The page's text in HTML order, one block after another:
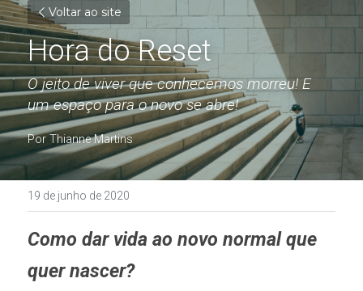
Voltar ao site
Hora do Reset
O jeito de viver que conhecemos morreu! E
um espaço para o novo se abre!
Por Thianne Martins
19 de junho de 2020
Como dar vida ao novo normal que
quer nascer?